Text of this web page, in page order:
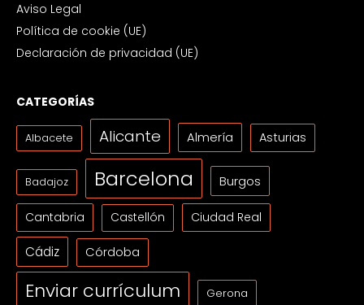
Aviso Legal
Política de cookie (UE)
Declaración de privacidad (UE)
CATEGORÍAS
Albacete Alicante Almería Asturias
Badajoz Barcelona Burgos
Cantabria Castellón Ciudad Real
Cádiz Córdoba
Enviar currículum Gerona